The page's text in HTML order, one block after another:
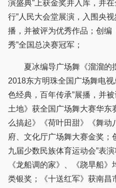
演盛典”上获金奖并入库，并
行”人民大会堂展演，入围央
播，并被评为优秀作品；创编
秀”全国总决赛冠军；
夏冰编导广场舞《溜溜的
2018东方明珠全国广场舞电视
色经典，百年传承”展播，并
土地》获全国广场舞大赛华东
么搞起》《荷叶田甜》《舞动
府、文化厅广场舞大赛金奖；
九届少数民族体育运动会”表
《龙船调的家》、《跷旱船
类银奖；《十送红军》获南昌